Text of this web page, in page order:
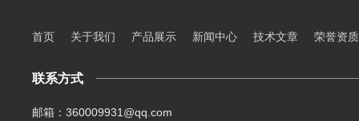
首页 关于我们 产品展示 新闻中心 技术文章 荣誉资质
联系方式
邮箱：360009931@qq.com